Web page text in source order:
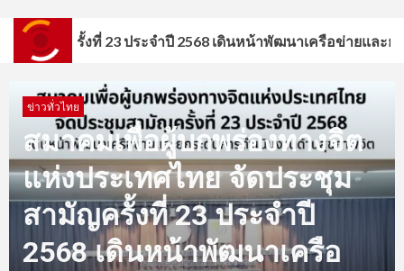
ที่ 23 ประจำปี 2568 เดินหน้าพัฒนาเครือข่ายและยกระดับกา
ข่าวทั่วไทย
สมาคมเพื่อผู้บกพร่องทางจิต
แห่งประเทศไทย จัดประชุม
สามัญครั้งที่ 23 ประจำปี
2568 เดินหน้าพัฒนาเครือ
3
ประเทศไทยเปิดร้าน! AMIT Cafe
ต้นแบบคาเฟ่แห่งโอกาส สร้าง
อาชีพ สร้างคุณค่า สร้างสังคม
4
” วปอ.บอ.3 ผนึกกำลังขับเคลื่อน
Project The TEN พาชาวนา
บางปะอินศึกษาดูงาน “เจียไต๋” ยก
ระดับสู่ชาวนามืออาชีพ”